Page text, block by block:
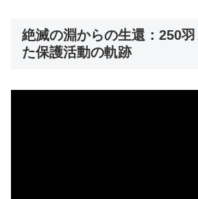
絶滅の淵からの生還：250
た保護活動の軌跡